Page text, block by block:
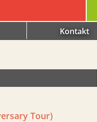
Kontakt
Tour)